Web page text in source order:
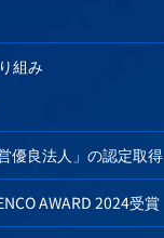
組み
優良法人」の認定取得
AWARD 2024受賞